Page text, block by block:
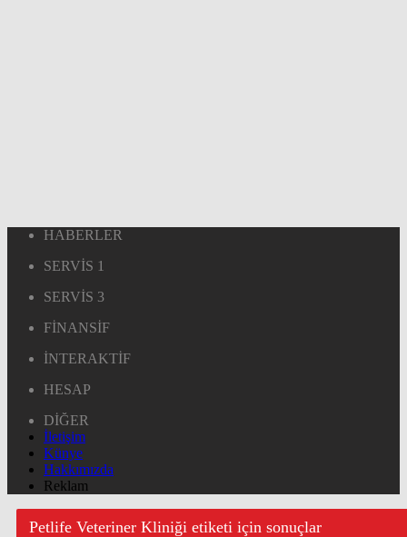
HABERLER
SERVİS 1
SERVİS 3
FİNANSİF
İNTERAKTİF
HESAP
DİĞER
İletişim
Künye
Hakkımızda
Reklam
Petlife Veteriner Kliniği etiketi için sonuçlar